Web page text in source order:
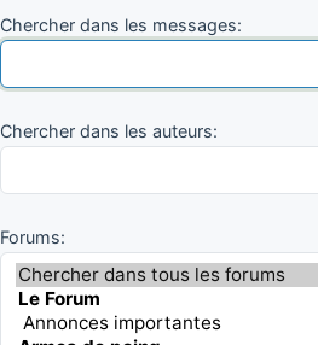
Chercher dans les messages:
Chercher dans les auteurs:
Forums: